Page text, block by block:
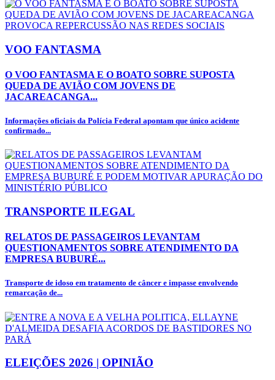
VOO FANTASMA
O VOO FANTASMA E O BOATO SOBRE SUPOSTA
QUEDA DE AVIÃO COM JOVENS DE
JACAREACANGA...
Informações oficiais da Polícia Federal apontam que único acidente
confirmado...
TRANSPORTE ILEGAL
RELATOS DE PASSAGEIROS LEVANTAM
QUESTIONAMENTOS SOBRE ATENDIMENTO DA
EMPRESA BUBURÉ...
Transporte de idoso em tratamento de câncer e impasse envolvendo
remarcação de...
ELEIÇÕES 2026 | OPINIÃO